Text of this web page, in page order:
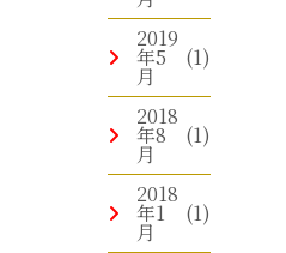
2019
年5
月
(1)
2018
年8
月
(1)
2018
年1
月
(1)